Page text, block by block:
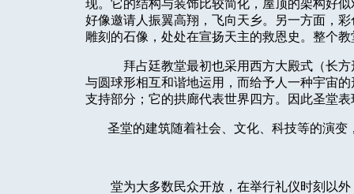
现。它的结构与装饰比较简化，屋顶的架构好
好像邀请人振翼高翔，飞向天乡。另一方面，
雕刻的石像，处处在宣扬天主的救恩史。整个
拜占廷教堂最初也采用西方大殿式（长
与圆球形相互和谐地运用，而给予人一种宇宙
支持部分；它的拱廊代表世界四方。因此圣堂
圣堂的建筑随着社会、文化、科技等的演
堂为大多数民众开放，在举行礼仪时刻以